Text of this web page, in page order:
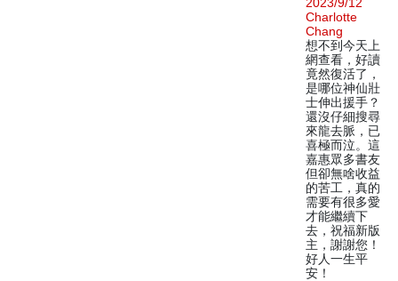
Charlotte
Chang
想不到今天上
網查看，好讀
竟然復活了，
是哪位神仙壯
士伸出援手？
還沒仔細搜尋
來龍去脈，已
喜極而泣。這
嘉惠眾多書友
但卻無啥收益
的苦工，真的
需要有很多愛
才能繼續下
去，祝福新版
主，謝謝您！
好人一生平
安！